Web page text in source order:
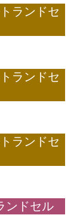
ランドセ
ランドセ
ランドセ
ンドセル